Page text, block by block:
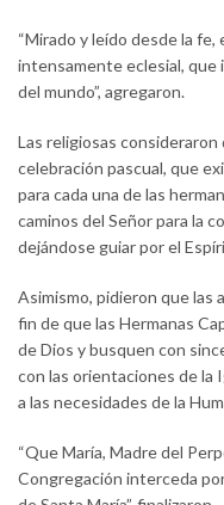
“Mirado y leído desde la
intensamente eclesial, que
del mundo”, agregaron.
Las religiosas
celebración pascual, que
para cada una de las
caminos del Señor para la
dejándose guiar por el
Asimismo, pidieron que las
fin de que las Hermanas
de Dios y busquen con
con las orientaciones de la
a las necesidades de la
“Que María, Madre del
Congregación interceda